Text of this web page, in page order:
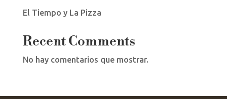
El Tiempo y La Pizza
Recent Comments
No hay comentarios que mostrar.